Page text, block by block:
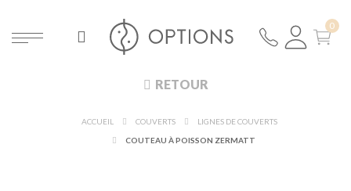
RETOUR
ACCUEIL COUVERTS
LIGNES DE COUVERTS
COUTEAU À POISSON ZERMATT